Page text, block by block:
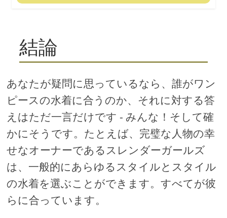
結論
あなたが疑問に思っているなら、誰がワン
ピースの水着に合うのか、それに対する答
えはただ一言だけです - みんな！そして確
かにそうです。たとえば、完璧な人物の幸
せなオーナーであるスレンダーガールズ
は、一般的にあらゆるスタイルとスタイル
の水着を選ぶことができます。すべてが彼
らに合っています。